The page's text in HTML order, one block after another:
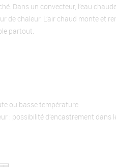
Dans un convecteur, l’eau
de chaleur. L’air chaud monte et
partout.
ou basse température
: possibilité d’encastrement dans